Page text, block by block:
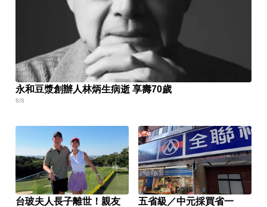
永和豆漿創辦人林炳生病逝 享壽70歲
8/8
台玻夫人長子離世！親友
五省級／中元採買省一